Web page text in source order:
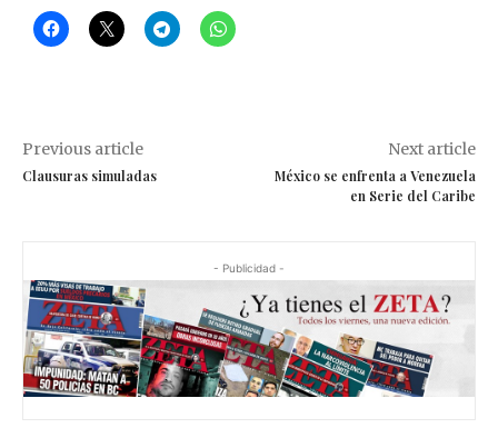
Previous article
Clausuras simuladas
Next article
México se enfrenta a Venezuela
en Serie del Caribe
- Publicidad -